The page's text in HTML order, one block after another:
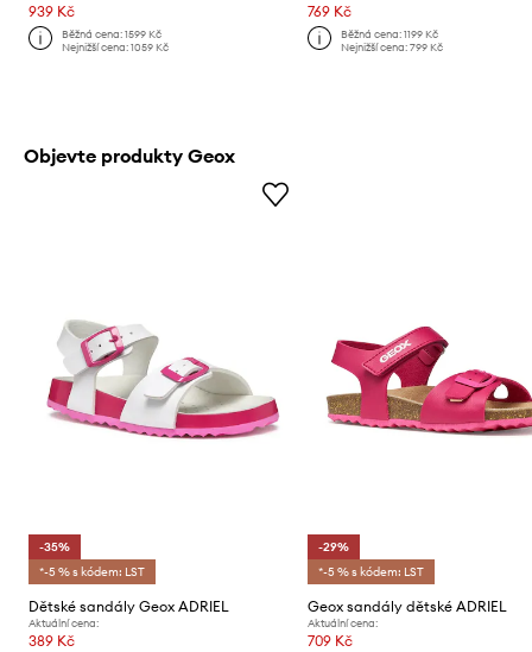
939 Kč
Běžná cena:1599 Kč
Nejnižší cena:1059 Kč
769 Kč
Běžná cena: 1199 Kč
Nejnižší cena: 799 Kč
Objevte produkty Geox
-35%
*-5 % s kódem: LST
Dětské sandály Geox ADRIEL
Aktuální cena:
389 Kč
-29%
*-5 % s kódem: LST
Geox sandály dětské ADRIEL
Aktuální cena:
709 Kč